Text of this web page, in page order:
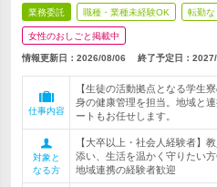
業務委託 職種・業種未経験OK 転勤な
女性のおしごと掲載中
情報更新日：2026/08/06 終了予定日：
仕事内容
【生徒の活動拠点となる学生
身の健康管理を担当。地域と
ートもお任せします。
対象と
なる方
【大卒以上・社会人経験者】
添い、生活を温かく守りたい
地域連携の経験者歓迎